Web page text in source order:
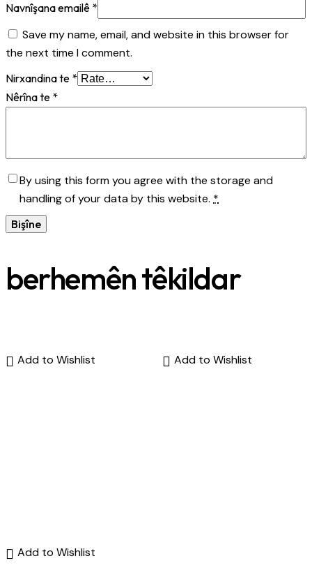
Navnîşana emailê *
Save my name, email, and website in this browser for
the next time I comment.
Nirxandina te *
Nêrîna te *
By using this form you agree with the storage and
handling of your data by this website. *
berhemên têkildar